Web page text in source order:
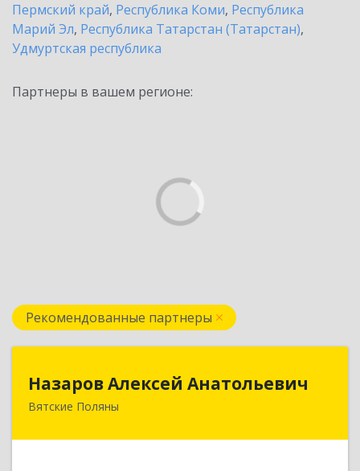
Пермский край, Республика Коми, Республика
Марий Эл, Республика Татарстан (Татарстан),
Удмуртская республика
Партнеры в вашем регионе:
Рекомендованные партнеры
Назаров Алексей Анатольевич
Вятские Поляны
Назаров Алексей Анатольевич
612964,Кировская обл,город Вятские Поляны